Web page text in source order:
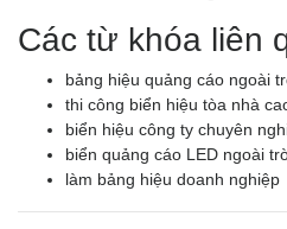
Các từ khóa liên
bảng hiệu quảng cáo ngoài
thi công biển hiệu tòa nhà
biển hiệu công ty chuyên
biển quảng cáo LED ngoài
làm bảng hiệu doanh nghiệp